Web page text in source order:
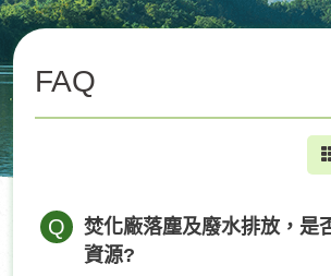
FAQ
Q
焚化廠落塵及廢水排放，是
資源?